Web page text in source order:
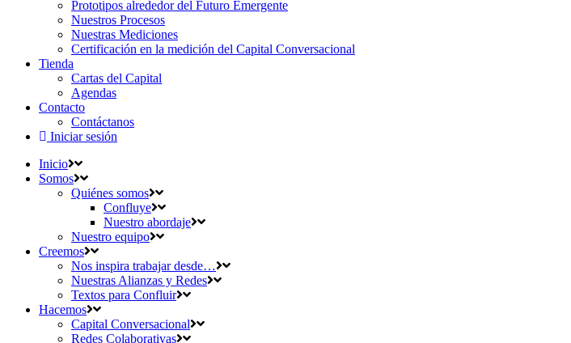
Prototipos alrededor del Futuro Emergente
Nuestros Procesos
Nuestras Mediciones
Certificación en la medición del Capital Conversacional
Tienda
Cartas del Capital
Agendas
Contacto
Contáctanos
Iniciar sesión
Inicio
Somos
Quiénes somos
Confluye
Nuestro abordaje
Nuestro equipo
Creemos
Nos inspira trabajar desde…
Nuestras Alianzas y Redes
Textos para Confluir
Hacemos
Capital Conversacional
Redes Colaborativas